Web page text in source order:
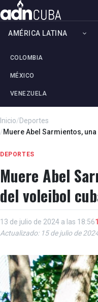
AMÉRICA LATINA
COLOMBIA
MÉXICO
VENEZUELA
Inicio/Deportes
/Muere Abel Sarmientos,
DEPORTES
Muere Abel
del voleibol
13 de julio de 2024 a las 18:56
Actualizado: 15 de julio de